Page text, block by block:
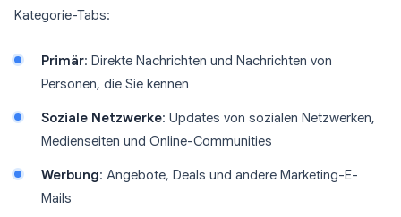
Kategorie-Tabs:
Primär: Direkte Nachrichten und Nachrichten von
Personen, die Sie kennen
Soziale Netzwerke: Updates von sozialen Netzwerken,
Medienseiten und Online-Communities
Werbung: Angebote, Deals und andere Marketing-E-
Mails